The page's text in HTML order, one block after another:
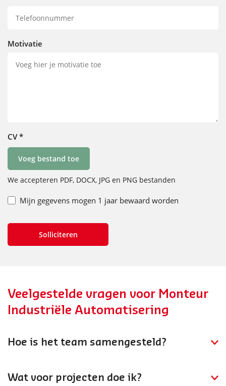
Motivatie
CV*
Voeg bestand toe
We accepteren PDF, DOCX, JPG en PNG bestanden
Mijn gegevens mogen 1 jaar bewaard worden
Veelgestelde vragen voor Monteur
Industriële Automatisering
Hoe is het team samengesteld?
engineers, hardware specialisten en klanten in de
Wat voor projecten doe ik?